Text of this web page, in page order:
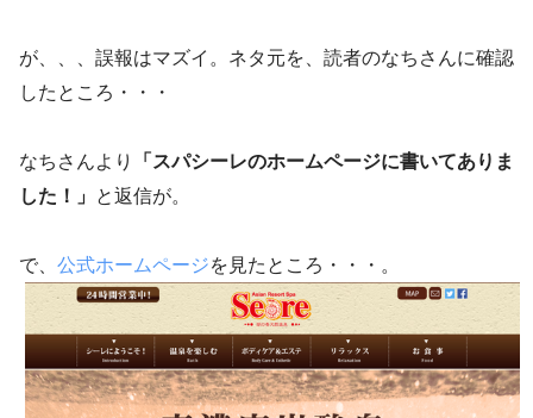
が、、、誤報はマズイ。ネタ元を、読者のなちさんに確認
したところ・・・
なちさんより
「スパシーレのホームページに書いてありま
した！」 と返信が。
で、 公式ホームページを見たところ・・・。